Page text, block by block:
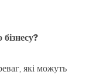
які можуть